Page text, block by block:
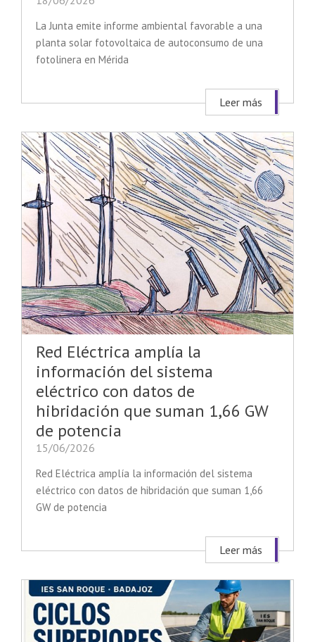
La Junta emite informe ambiental favorable a una
planta solar fotovoltaica de autoconsumo de una
fotolinera en Mérida
Leer más
Red Eléctrica amplía la
información del sistema
eléctrico con datos de
hibridación que suman 1,66 GW
de potencia
15/06/2026
Red Eléctrica amplía la información del sistema
eléctrico con datos de hibridación que suman 1,66
GW de potencia
Leer más